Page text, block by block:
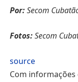
Por:Secom
Fotos:Secom
source
Com